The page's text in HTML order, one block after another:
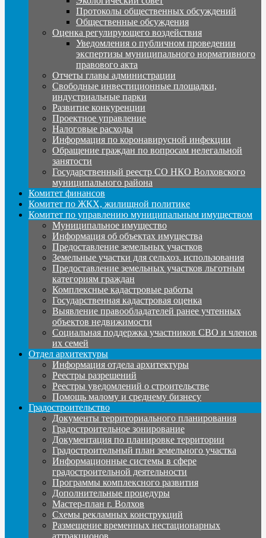
Протоколы общественных обсуждений
Общественные обсуждения
Оценка регулирующего воздействия
Уведомления о публичном проведении
экспертизы муниципального нормативного
правового акта
Отчеты главы администрации
Свободные инвестиционные площадки,
индустриальные парки
Развитие конкуренции
Проектное управление
Налоговые расходы
Информация по коронавирусной инфекции
Обращение граждан по вопросам нелегальной
занятости
Государственный реестр СО НКО Волховского
муниципального района
Комитет финансов
Комитет по ЖКХ, жилищной политике
Комитет по управлению муниципальным имуществом
Муниципальное имущество
Информация об объектах имущества
Предоставление земельных участков
Земельные участки для сельхоз. использования
Предоставление земельных участков льготным
категориям граждан
Комплексные кадастровые работы
Государственная кадастровая оценка
Выявление правообладателей ранее учтенных
объектов недвижимости
Социальная поддержка участников СВО и членов
их семей
Отдел архитектуры
Информация отдела архитектуры
Реестры разрешений
Реестры уведомлений о строительстве
Помощь малому и среднему бизнесу
Градостроительство
Документы территориального планирования
Градостроительное зонирование
Документация по планировке территории
Градостроительный план земельного участка
Информационные системы в сфере
градостроительной деятельности
Программы комплексного развития
Дополнительные процедуры
Мастер-план г. Волхов
Схемы рекламных конструкций
Размещение временных нестационарных
аттракционов